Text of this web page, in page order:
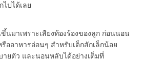
ไปได้เลย
เพราะเสียงท้องร้องของลูก ก่อนนอน
ออาหารอ่อนๆ สำหรับเด็กสักเล็กน้อย
ายตัว และนอนหลับได้อย่างเต็มที่